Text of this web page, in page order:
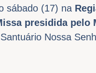
sábado (17) na
presidida pelo
Nossa